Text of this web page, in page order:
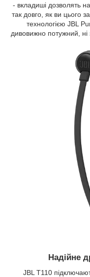
- вкладиші дозволять
так довго, як ви цього
технологією JBL
дивовижно потужний, ні
Надійне
JBL T110